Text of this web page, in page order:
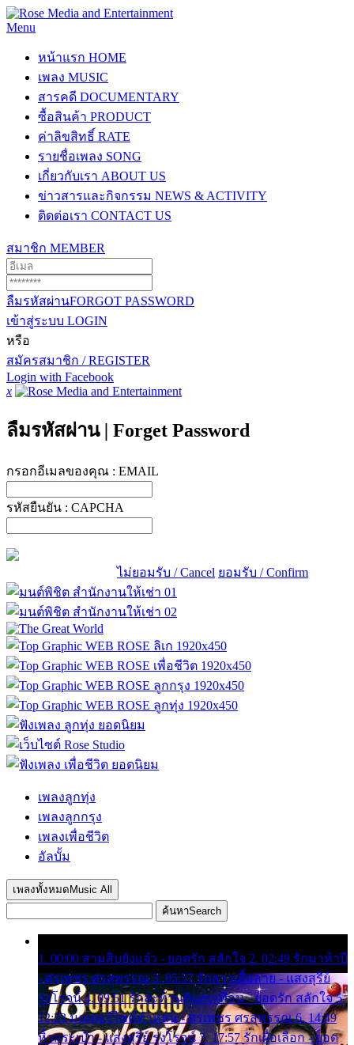
Menu
หน้าแรก HOME
เพลง MUSIC
สารคดี DOCUMENTARY
ซื้อสินค้า PRODUCT
ค่าลิขสิทธิ์ RATE
รายชื่อเพลง SONG
เกี่ยวกับเรา ABOUT US
ข่าวสารและกิจกรรม NEWS & ACTIVITY
ติดต่อเรา CONTACT US
สมาชิก MEMBER
ลืมรหัสผ่านFORGOT PASSWORD
เข้าสู่ระบบ LOGIN
หรือ
สมัครสมาชิก / REGISTER
Login with Facebook
x
ลืมรหัสผ่าน | Forget Password
กรอกอีเมลของคุณ : EMAIL
รหัสยืนยัน : CAPCHA
ไม่ยอมรับ / Cancel ยอมรับ / Confirm
เพลงลูกทุ่ง
เพลงลูกกรุง
เพลงเพื่อชีวิต
อัลบั้ม
เพลงทั้งหมด Music All
ค้นหาSearch
1. 00:00 สามสิบยังแจ๋ว - ยอดรัก สลักใจ 2. 02:49 รักมาห้าปี
- ศรเพชร ศรสุพรรณ 3. 05:57 รักสาวเสื้อลาย - แสงสุรีย์
รุ่งโรจน์ 4. 09:51 รักสะท้านดินสะเทือน - ยอดรัก สลักใจ 5.
12:23 มอเตอร์ไซค์ทำหล่น - ศรเพชร ศรสุพรรณ 6. 14:49
หิ้วกระเป๋า - แสงสุรีย์ รุ่งโรจน์ 7. 17:57 รักเผื่อเลือก - ยอด